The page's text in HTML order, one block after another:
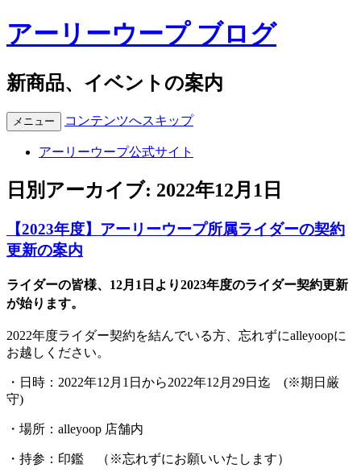
アーリーウープ ブログ
新商品、イベントの案内
メニュー コンテンツへスキップ
アーリーウープ公式サイト
日別アーカイブ: 2022年12月1日
【2023年度】アーリーウープ所属ライダーの契約
更新の案内
ライダーの皆様、12月1日より2023年度のライダー契約更新
が始ります。
2022年度ライダー契約を結んでいる方、忘れずにalleyoopに
お越しください。
・日時：2022年12月1日から2022年12月29日迄 (※期日厳
守)
・場所：alleyoop 店舗内
・持参：印鑑 （※忘れずにお願いいたします）